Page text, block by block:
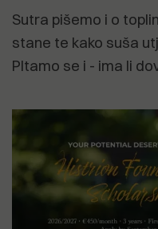
Sutra pišemo i o
stane te kako suša
PItamo se i - ima li